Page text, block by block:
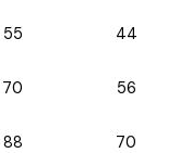
55 44
70 56
88 70